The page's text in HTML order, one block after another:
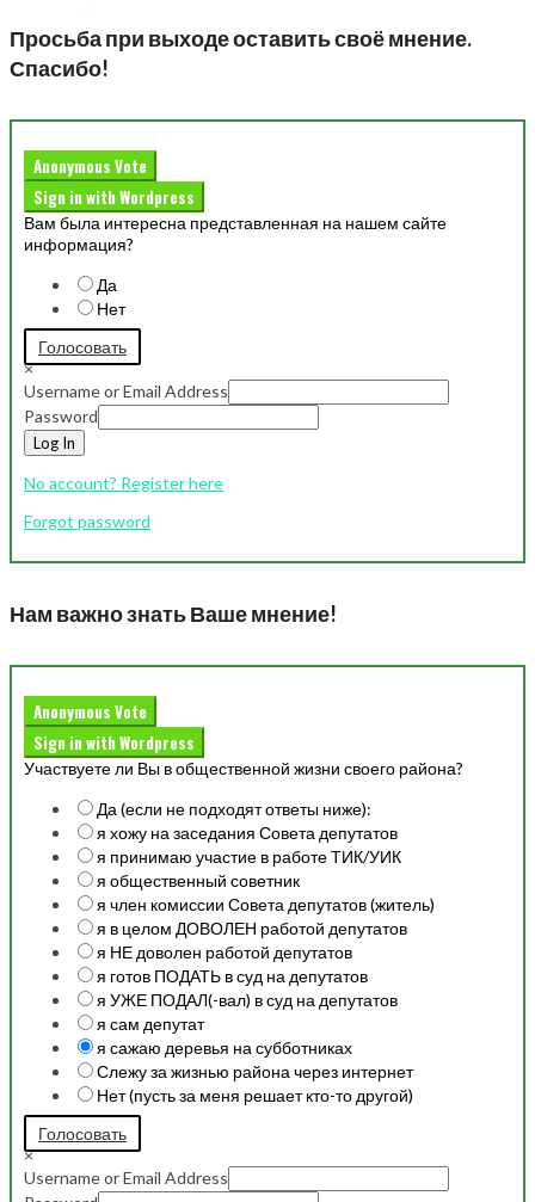
Просьба при выходе оставить своё мнение.
Спасибо!
Anonymous Vote
Sign in with Wordpress
Вам была интересна представленная на нашем сайте
информация?
Да
Нет
Голосовать
×
Username or Email Address
Password
Log In
No account? Register here
Forgot password
Нам важно знать Ваше мнение!
Anonymous Vote
Sign in with Wordpress
Участвуете ли Вы в общественной жизни своего района?
Да (если не подходят ответы ниже):
я хожу на заседания Совета депутатов
я принимаю участие в работе ТИК/УИК
я общественный советник
я член комиссии Совета депутатов (житель)
я в целом ДОВОЛЕН работой депутатов
я НЕ доволен работой депутатов
я готов ПОДАТЬ в суд на депутатов
я УЖЕ ПОДАЛ(-вал) в суд на депутатов
я сам депутат
я сажаю деревья на субботниках
Слежу за жизнью района через интернет
Нет (пусть за меня решает кто-то другой)
Голосовать
×
Username or Email Address